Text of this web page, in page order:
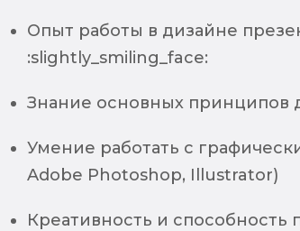
Опыт работы в дизайне
:slightly_smiling_face:
Знание основных принципов
Умение работать с
Adobe Photoshop, Illustrator)
Креативность и способность